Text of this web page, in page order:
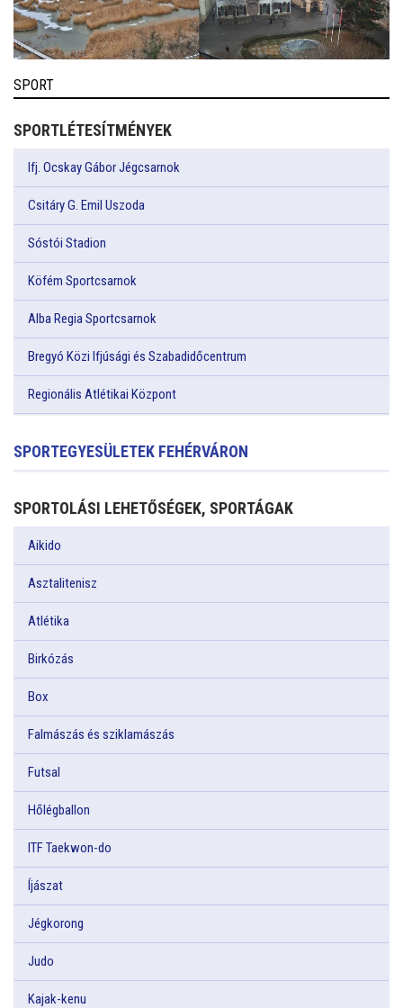
SPORT
SPORTLÉTESÍTMÉNYEK
Ifj. Ocskay Gábor Jégcsarnok
Csitáry G. Emil Uszoda
Sóstói Stadion
Köfém Sportcsarnok
Alba Regia Sportcsarnok
Bregyó Közi Ifjúsági és Szabadidőcentrum
Regionális Atlétikai Központ
SPORTEGYESÜLETEK FEHÉRVÁRON
SPORTOLÁSI LEHETŐSÉGEK, SPORTÁGAK
Aikido
Asztalitenisz
Atlétika
Birkózás
Box
Falmászás és sziklamászás
Futsal
Hőlégballon
ITF Taekwon-do
Íjászat
Jégkorong
Judo
Kajak-kenu